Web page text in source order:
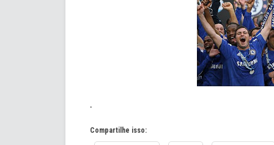
.
Compartilhe isso: